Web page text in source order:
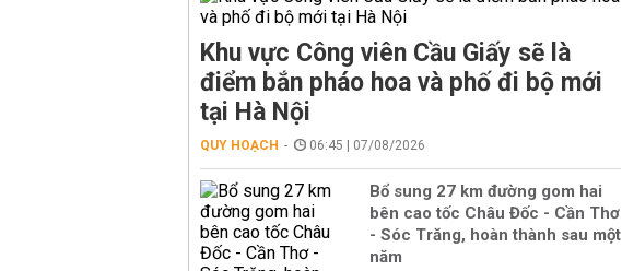
Khu vực Công viên Cầu Giấy sẽ là
điểm bắn pháo hoa và phố đi bộ mới
tại Hà Nội
QUY HOẠCH 06:45 | 07/08/2026
Bổ sung 27 km đường gom hai
bên cao tốc Châu Đốc - Cần Thơ
- Sóc Trăng, hoàn thành sau một
năm